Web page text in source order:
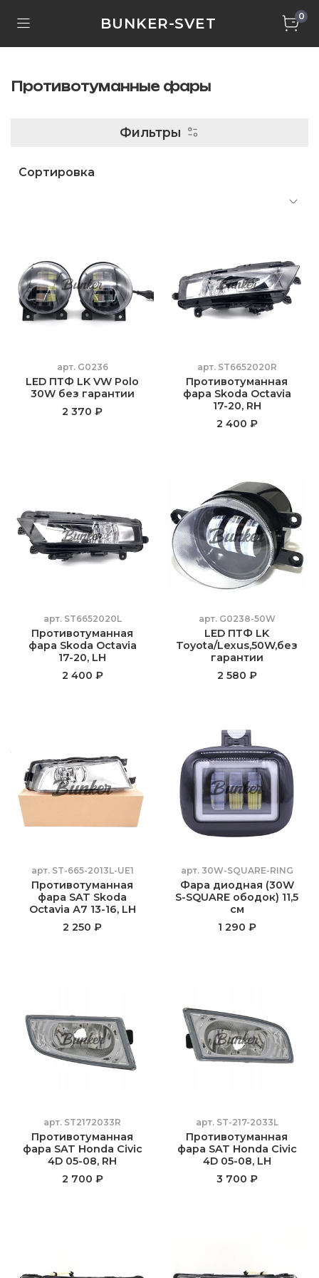
BUNKER-SVET 0
Противотуманные фары
Фильтры
арт. G0236
LED ПТФ LK VW Polo
30W без гарантии
2 370 ₽
арт. ST6652020R
Противотуманная
фара Skoda Octavia
17-20, RH
2 400 ₽
арт. ST6652020L
Противотуманная
фара Skoda Octavia
17-20, LH
2 400 ₽
арт. G0238-50W
LED ПТФ LK
Toyota/Lexus,50W,без
гарантии
2 580 ₽
арт. ST-665-2013L-UE1
Противотуманная
фара SAT Skoda
Octavia А7 13-16, LH
2 250 ₽
арт. 30W-SQUARE-RING
Фара диодная (30W
S-SQUARE ободок) 11,5
см
1 290 ₽
арт. ST2172033R
Противотуманная
фара SAT Honda Civic
4D 05-08, RH
2 700 ₽
арт. ST-217-2033L
Противотуманная
фара SAT Honda Civic
4D 05-08, LH
3 700 ₽